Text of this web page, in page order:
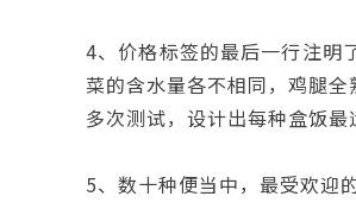
4、价格标签的最后一行注明
菜的含水量各不相同，鸡腿
多次测试，设计出每种盒饭最
5、数十种便当中，最受欢迎